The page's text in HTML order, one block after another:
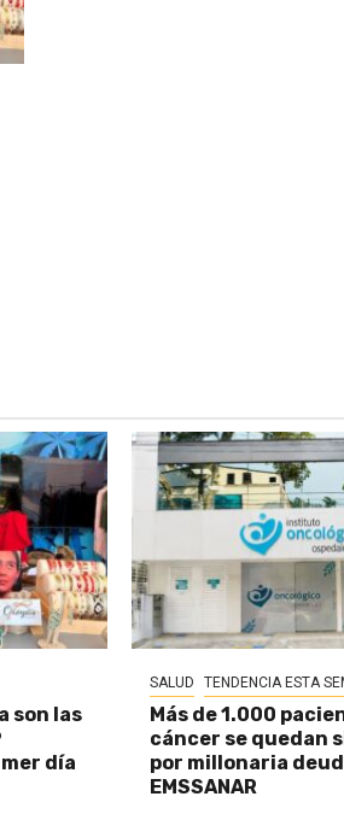
son las
día
SALUD TENDENCIA ESTA
Más de 1.000
cáncer se quedan
por millonaria
EMSSANAR